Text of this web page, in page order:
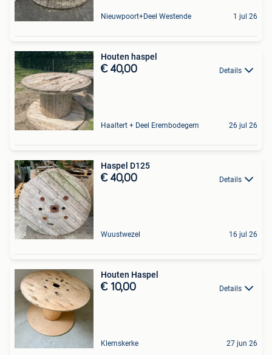
Nieuwpoort+Deel Westende 1 jul 26
Houten haspel
€ 40,00 Details
Haaltert + Deel Erembodegem 26 jul 26
Haspel D125
€ 40,00 Details
Wuustwezel 16 jul 26
Houten Haspel
€ 10,00 Details
Klemskerke 27 jun 26